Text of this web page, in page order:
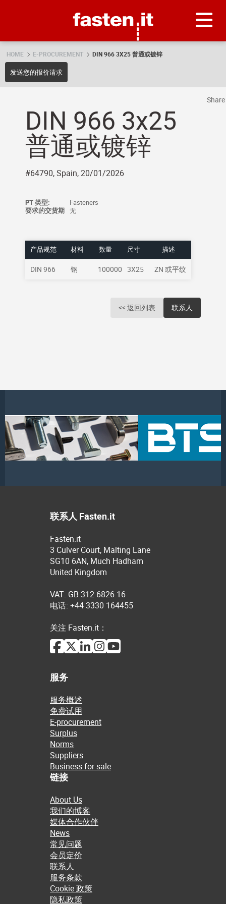
HOME E-PROCUREMENT DIN 966 3X25 普通或镀锌
发送您的报价请求
DIN 966 3x25
普通或镀锌
#64790, Spain, 20/01/2026
PT 类型:
Fasteners
要求的交货期 无
产品规范 材料 数量 尺寸 描述
DIN 966 钢 100000 3X25 ZN 或平纹
<< 返回列表 联系人
Share
联系人 Fasten.it
Fasten.it
3 Culver Court, Malting Lane
SG10 6AN, Much Hadham
United Kingdom
VAT: GB 312 6826 16
电话: +44 3330 164455
关注 Fasten.it：
服务
服务概述
免费试用
E-procurement
Surplus
Norms
Suppliers
Business for sale
链接
About Us
我们的博客
媒体合作伙伴
News
常见问题
会员定价
联系人
服务条款
Cookie 政策
隐私政策